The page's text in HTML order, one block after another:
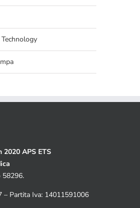
2020 APS ETS
58296.
– Partita Iva: 14011591006